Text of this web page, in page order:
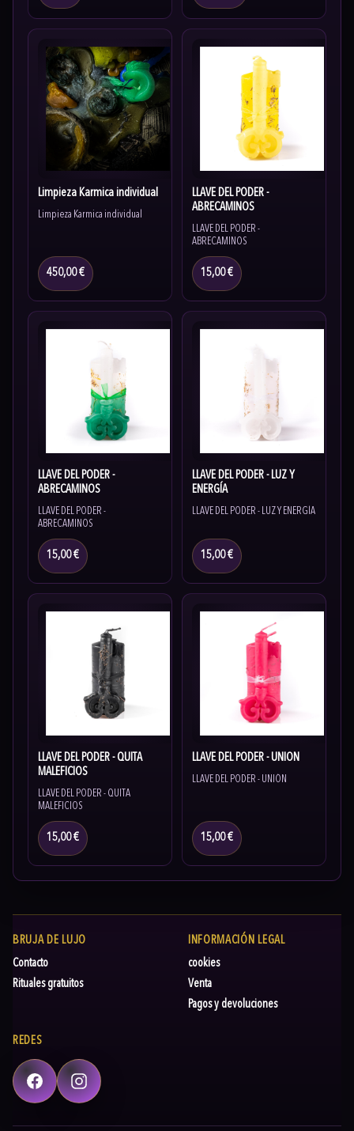
Limpieza Karmica individual
Limpieza Karmica individual
450,00 €
LLAVE DEL PODER -
ABRECAMINOS
LLAVE DEL PODER -
ABRECAMINOS
15,00 €
LLAVE DEL PODER -
ABRECAMINOS
LLAVE DEL PODER -
ABRECAMINOS
15,00 €
LLAVE DEL PODER - LUZ Y
ENERGÍA
LLAVE DEL PODER - LUZ Y ENERGÍA
15,00 €
LLAVE DEL PODER - QUITA
MALEFICIOS
LLAVE DEL PODER - QUITA
MALEFICIOS
15,00 €
LLAVE DEL PODER - UNIÓN
LLAVE DEL PODER - UNIÓN
15,00 €
BRUJA DE LUJO
Contacto
Rituales gratuitos
INFORMACIÓN LEGAL
cookies
Venta
Pagos y devoluciones
REDES
Facebook Instagram